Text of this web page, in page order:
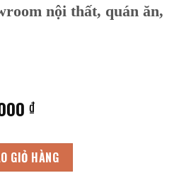
nội thất, quán ăn,
₫.
₫Giá
tại
là:
1.905.000 ₫.
5288/1 chính hãng trang trí
GIỎ HÀNG